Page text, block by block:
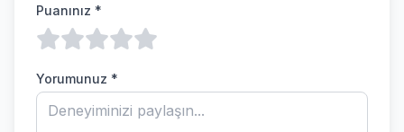
Puanınız *
Yorumunuz *